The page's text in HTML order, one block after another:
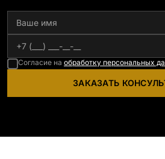
Согласие на обработку персональных
ЗАКАЗАТЬ